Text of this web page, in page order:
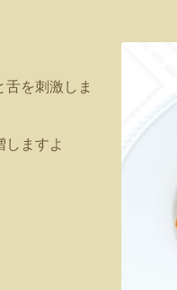
を刺激しま
しますよ